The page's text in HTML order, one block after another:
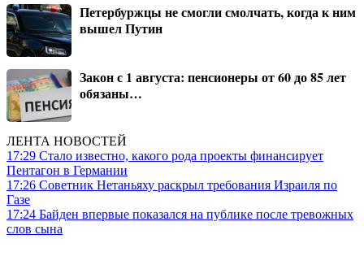
Петербуржцы не смогли смолчать, когда к ним
вышел Путин
Закон с 1 августа: пенсионеры от 60 до 85 лет
обязаны…
ЛЕНТА НОВОСТЕЙ
17:29 Стало известно, какого рода проекты финансирует
Пентагон в Германии
17:26 Советник Нетаньяху раскрыл требования Израиля по
Газе
17:24 Байден впервые показался на публике после тревожных
слов сына